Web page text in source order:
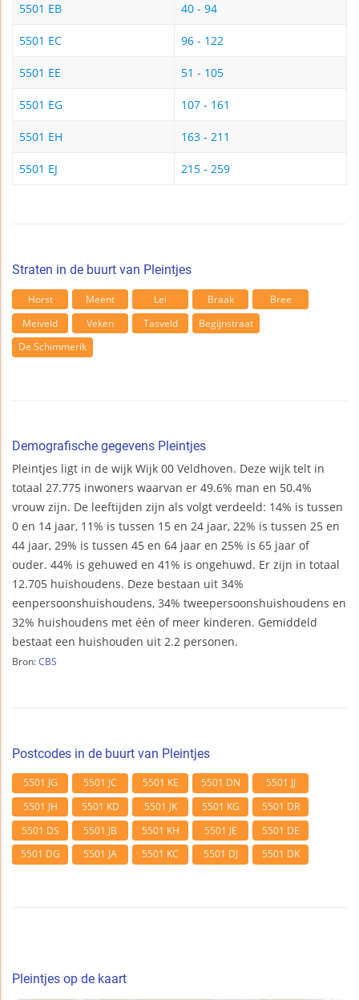
5501 EB 40 - 94
5501 EC 96 - 122
5501 EE 51 - 105
5501 EG 107 - 161
5501 EH 163 - 211
5501 EJ 215 - 259
Straten in de buurt van Pleintjes
Horst Meent Lei Braak
Bree
Meiveld
Veken Tasveld
Begijnstraat
De Schimmerik
Demografische gegevens Pleintjes
Pleintjes ligt in de wijk Wijk 00 Veldhoven. Deze wijk telt in
totaal 27.775 inwoners waarvan er 49.6% man en 50.4%
vrouw zijn. De leeftijden zijn als volgt verdeeld: 14% is tussen
0 en 14 jaar, 11% is tussen 15 en 24 jaar, 22% is tussen 25 en
44 jaar, 29% is tussen 45 en 64 jaar en 25% is 65 jaar of
ouder. 44% is gehuwed en 41% is ongehuwd. Er zijn in totaal
12.705 huishoudens. Deze bestaan uit 34%
eenpersoonshuishoudens, 34% tweepersoonshuishoudens en
32% huishoudens met één of meer kinderen. Gemiddeld
bestaat een huishouden uit 2.2 personen.
Bron: CBS
Postcodes in de buurt van Pleintjes
5501 JG 5501 JC 5501 KE 5501 DN
5501 JJ
5501 JH
5501 KD 5501 JK 5501 KG
5501 DR
5501 DS
5501 JB 5501 KH 5501 JE
5501 DE
5501 DG
5501 JA 5501 KC 5501 DJ 5501 DK
Pleintjes op de kaart